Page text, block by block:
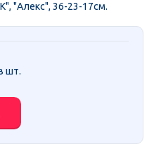
"Алекс", 36-23-17см.
шт.